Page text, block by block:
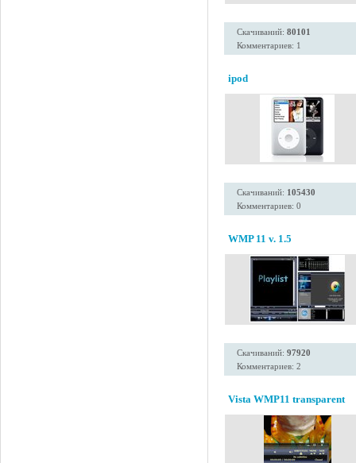
Скачиваний: 80101
Комментариев: 1
ipod
Скачиваний: 105430
Комментариев: 0
WMP 11 v. 1.5
Скачиваний: 97920
Комментариев: 2
Vista WMP11 transparent